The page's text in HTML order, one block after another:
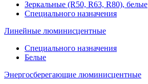
Зеркальные (R50, R63, R80), белые
Специального назначения
Линейные люминисцентные
Специального назначения
Белые
Энергосберегающие люминисцентные